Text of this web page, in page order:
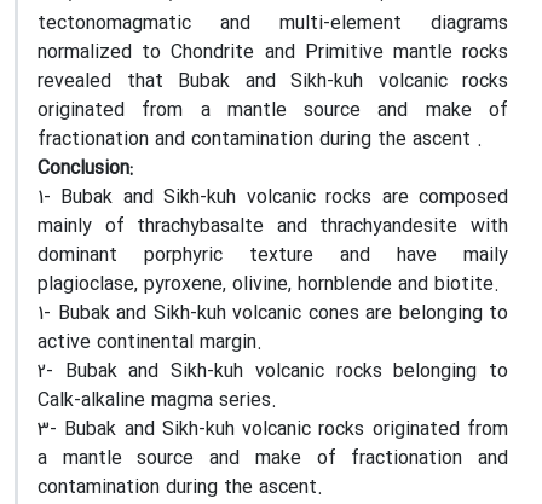
tectonomagmatic and multi-element diagrams
normalized to Chondrite and Primitive mantle rocks
revealed that Bubak and Sikh-kuh volcanic rocks
originated from a mantle source and make of
fractionation and contamination during the ascent .
Conclusion:
1- Bubak and Sikh-kuh volcanic rocks are composed
mainly of thrachybasalte and thrachyandesite with
dominant porphyric texture and have maily
plagioclase, pyroxene, olivine, hornblende and biotite.
1- Bubak and Sikh-kuh volcanic cones are belonging to
active continental margin.
2- Bubak and Sikh-kuh volcanic rocks belonging to
Calk-alkaline magma series.
3- Bubak and Sikh-kuh volcanic rocks originated from
a mantle source and make of fractionation and
contamination during the ascent.